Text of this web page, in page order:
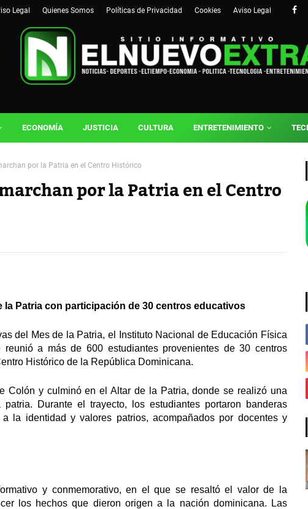
Legal Quienes Somos Políticas de Privacidad Cookies Aviso Legal
ECONOMÍA JUSTICIA CULTURA ENTRETENIMIENTO
por la Patria en el Centro Histórico
por la Patria en el Centro
la Patria con participación de 30 centros educativos
del Mes de la Patria, el Instituto Nacional de Educación Física
a más de 600 estudiantes provenientes de 30 centros
Histórico de la República Dominicana.
Colón y culminó en el Altar de la Patria, donde se realizó una
Durante el trayecto, los estudiantes portaron banderas
la identidad y valores patrios, acompañados por docentes y
y conmemorativo, en el que se resaltó el valor de la
los hechos que dieron origen a la nación dominicana. Las